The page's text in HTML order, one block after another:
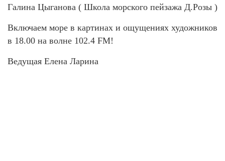
Галина Цыганова ( Школа морского пейзажа Д.Розы )
Включаем море в картинах и ощущениях художников
в 18.00 на волне 102.4 FM!
Ведущая Елена Ларина